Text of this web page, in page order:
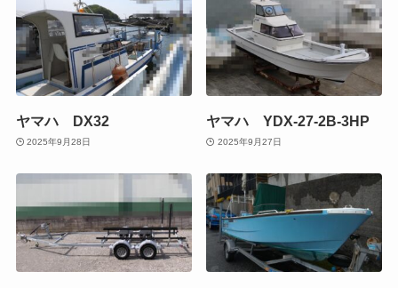
ヤマハ DX32
2025年9月28日
ヤマハ YDX-27-2B-3HP
2025年9月27日